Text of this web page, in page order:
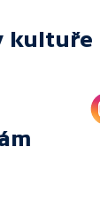
kultuře